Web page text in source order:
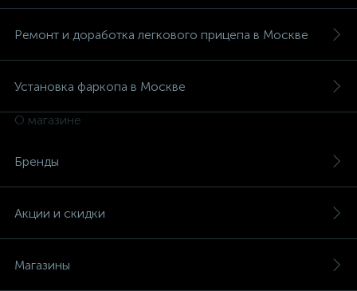
Ремонт и доработка легкового прицепа в Москве
Установка фаркопа в Москве
О магазине
Бренды
Акции и скидки
Магазины